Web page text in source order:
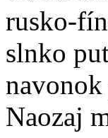
rusko-
slnko
navonok
Naozaj